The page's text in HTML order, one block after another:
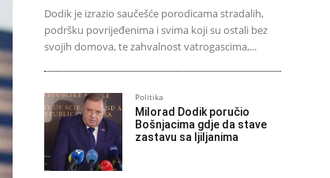
Dodik je izrazio saučešće porodicama stradalih,
podršku povrijeđenima i svima koji su ostali bez
svojih domova, te zahvalnost vatrogascima,...
Politika
Milorad Dodik poručio
Bošnjacima gdje da stave
zastavu sa ljiljanima